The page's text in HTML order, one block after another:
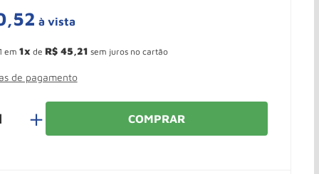
,52 à vista
em 1 de R$ 45,21 sem juros no cartão
de pagamento
＋ COMPRAR